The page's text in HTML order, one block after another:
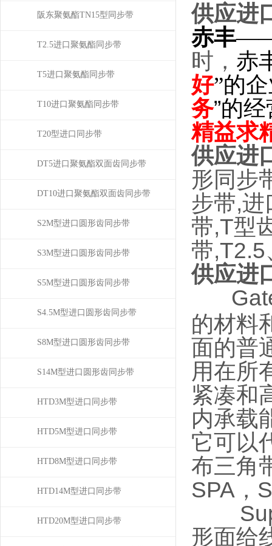
阪东聚氨酯TN15型同步带
T2.5进口聚氨酯同步带
T5进口聚氨酯同步带
T10进口聚氨酯同步带
T20型进口同步带
DT5进口聚氨酯双面齿同步带
DT10进口聚氨酯双面齿同步带
S2M型进口圆形齿同步带
S3M型进口圆形齿同步带
S5M型进口圆形齿同步带
S4.5M型进口圆形齿同步带
S8M型进口圆形齿同步带
S14M型进口圆形齿同步带
HTD3M型进口同步带
HTD5M型进口同步带
HTD8M型进口同步带
HTD14M型进口同步带
HTD20M型进口同步带
供应进
赤丰——
时， 赤
好”的
务”的
精益求
供应进
形同步
步带,进
带,T型
带
供应进
的材料
面的普
用在所
紧凑和
内承载
它可以
布三角
SPA，
形面给